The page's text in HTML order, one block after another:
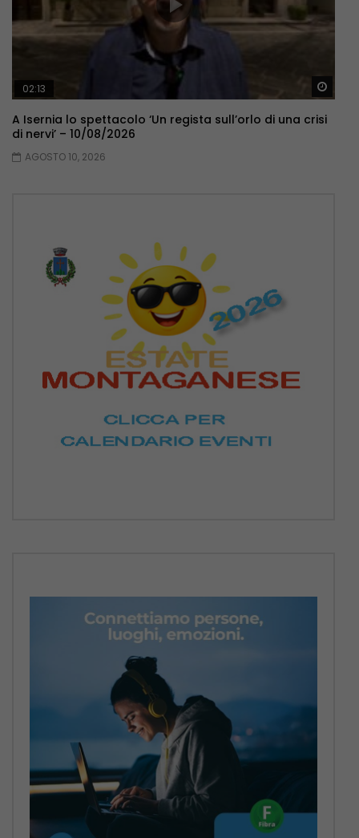
02:13
A Isernia lo spettacolo ‘Un regista sull’orlo di una crisi
di nervi’ – 10/08/2026
AGOSTO 10, 2026